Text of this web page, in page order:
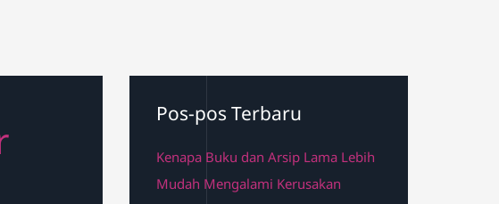
Pos-pos Terbaru
Kenapa Buku dan Arsip Lama Lebih
Mudah Mengalami Kerusakan